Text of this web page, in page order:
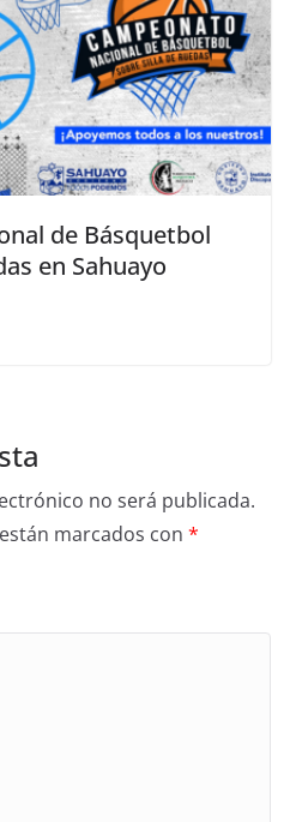
de Básquetbol
en Sahuayo
no será publicada.
marcados con *